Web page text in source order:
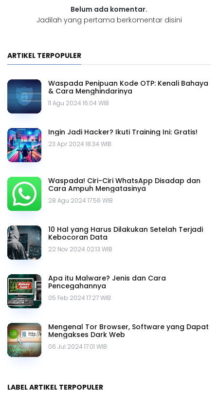
Belum ada komentar.
Jadilah yang pertama berkomentar disini
ARTIKEL TERPOPULER
Waspada Penipuan Kode OTP: Kenali Bahaya
& Cara Menghindarinya
11 Agu 2024 16.04 WIB
Ingin Jadi Hacker? Ikuti Training Ini: Gratis!
23 Apr 2024 18.34 WIB
Waspada! Ciri-Ciri WhatsApp Disadap dan
Cara Ampuh Mengatasinya
28 Agu 2024 17.56 WIB
10 Hal yang Harus Dilakukan Setelah Terjadi
Kebocoran Data
22 Nov 2024 02.13 WIB
Apa itu Malware? Jenis dan Cara
Pencegahannya
05 Feb 2024 17.27 WIB
Mengenal Tor Browser, Software yang Dapat
Mengakses Dark Web
06 Jul 2024 17.01 WIB
LABEL ARTIKEL TERPOPULER